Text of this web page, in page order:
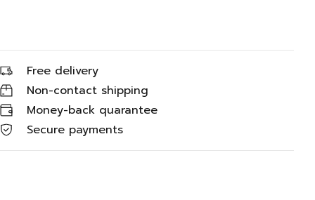
Free delivery
Non-contact shipping
Money-back quarantee
Secure payments